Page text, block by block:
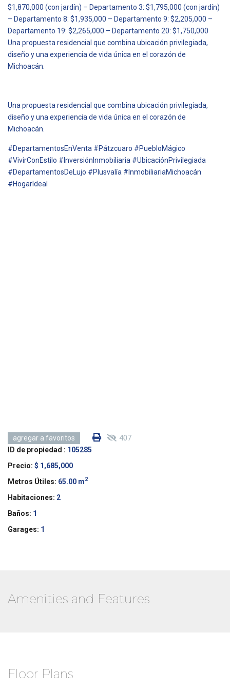
$1,870,000 (con jardín) – Departamento 3: $1,795,000 (con jardín)
– Departamento 8: $1,935,000 – Departamento 9: $2,205,000 –
Departamento 19: $2,265,000 – Departamento 20: $1,750,000
Una propuesta residencial que combina ubicación privilegiada,
diseño y una experiencia de vida única en el corazón de
Michoacán.
Una propuesta residencial que combina ubicación privilegiada,
diseño y una experiencia de vida única en el corazón de
Michoacán.
#DepartamentosEnVenta #Pátzcuaro #PuebloMágico
#VivirConEstilo #InversiónInmobiliaria #UbicaciónPrivilegiada
#DepartamentosDeLujo #Plusvalía #InmobiliariaMichoacán
#HogarIdeal
agregar a favoritos 407
ID de propiedad : 105285
Precio: $ 1,685,000
Metros Útiles: 65.00 m2
Habitaciones: 2
Baños: 1
Garages: 1
Amenities and Features
Floor Plans